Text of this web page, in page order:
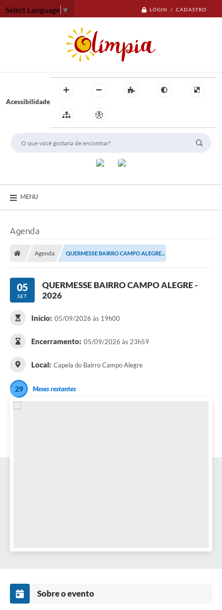
LOGIN / CADASTRO
Select Language ▼
Acessibilidade
MENU
Agenda
Agenda QUERMESSE BAIRRO CAMPO ALEGRE...
05
SET
QUERMESSE BAIRRO CAMPO ALEGRE -
2026
Início: 05/09/2026 às 19h00
Encerramento: 05/09/2026 às 23h59
Local: Capela do Bairro Campo Alegre
29 Meses restantes
Sobre o evento